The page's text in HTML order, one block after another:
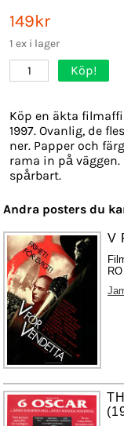
149kr
1 ex i lager
1 Köp!
Köp en äkta
1997. Ovanlig, de
ner. Papper och
rama in på väggen.
spårbart.
Andra posters du
V